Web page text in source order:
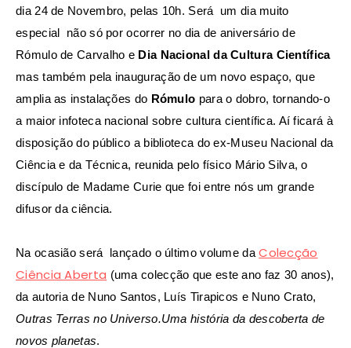
dia 24 de Novembro, pelas 10h. Será um dia muito
especial não só por ocorrer no dia de aniversário de
Rómulo de Carvalho e Dia Nacional da Cultura Científica
mas também pela inauguração de um novo espaço, que
amplia as instalações do Rómulo para o dobro, tornando-o
a maior infoteca nacional sobre cultura científica. Aí ficará à
disposição do público a biblioteca do ex-Museu Nacional da
Ciência e da Técnica, reunida pelo físico Mário Silva, o
discípulo de Madame Curie que foi entre nós um grande
difusor da ciência.
Na ocasião será lançado o último volume daColecção
Ciência Aberta (uma colecção que este ano faz 30 anos),
da autoria de Nuno Santos, Luís Tirapicos e Nuno Crato,
Outras Terras no Universo.Uma história da descoberta de
novos planetas.